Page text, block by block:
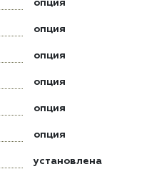
опция
опция
опция
опция
опция
опция
установлена